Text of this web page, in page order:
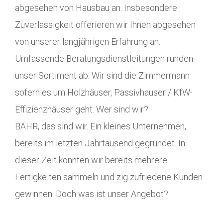
abgesehen von Hausbau an. Insbesondere
Zuverlässigkeit offerieren wir Ihnen abgesehen
von unserer langjährigen Erfahrung an.
Umfassende Beratungsdienstleitungen runden
unser Sortiment ab. Wir sind die Zimmermann
sofern es um Holzhäuser, Passivhäuser / KfW-
Effizienzhäuser geht. Wer sind wir?
BÄHR, das sind wir. Ein kleines Unternehmen,
bereits im letzten Jahrtausend gegründet. In
dieser Zeit konnten wir bereits mehrere
Fertigkeiten sammeln und zig zufriedene Kunden
gewinnen. Doch was ist unser Angebot?